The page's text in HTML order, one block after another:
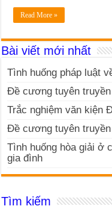
Read More »
Bài viết mới nhất
Tình huống pháp luật
Đề cương tuyên
Trắc nghiệm văn kiện
Đề cương tuyên
Tình huống hòa giải ở
gia đình
Tìm kiếm